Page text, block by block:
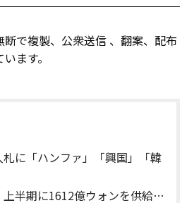
で複製、公衆送信 、翻案、配布
ます。
に「ハンファ」「興国」「韓
半期に1612億ウォンを供給…